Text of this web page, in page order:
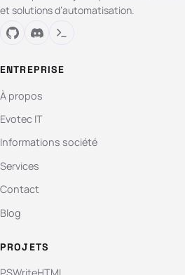
et solutions d’automatisation.
ENTREPRISE
À propos
Evotec IT
Informations société
Services
Contact
Blog
PROJETS